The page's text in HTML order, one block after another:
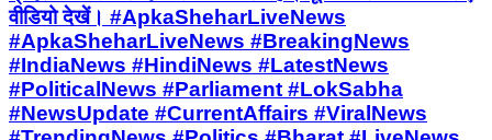
वीडियो देखें। #ApkaSheharLiveNews
#ApkaSheharLiveNews #BreakingNews
#IndiaNews #HindiNews #LatestNews
#PoliticalNews #Parliament #LokSabha
#NewsUpdate #CurrentAffairs #ViralNews